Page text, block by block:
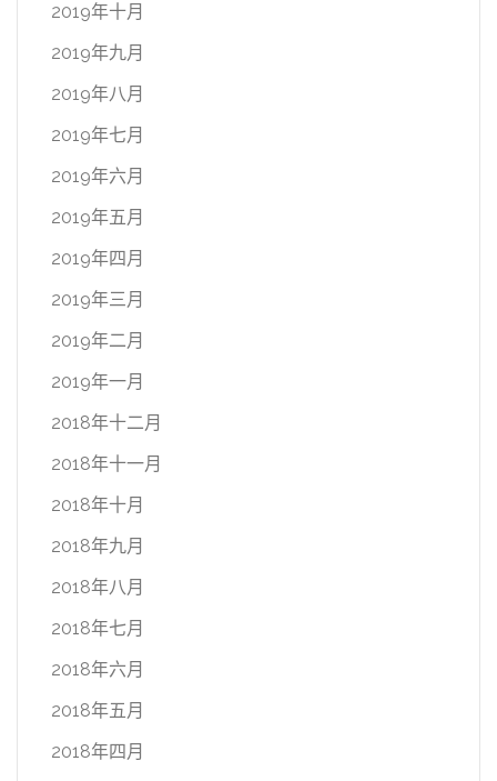
2019年十月
2019年九月
2019年八月
2019年七月
2019年六月
2019年五月
2019年四月
2019年三月
2019年二月
2019年一月
2018年十二月
2018年十一月
2018年十月
2018年九月
2018年八月
2018年七月
2018年六月
2018年五月
2018年四月